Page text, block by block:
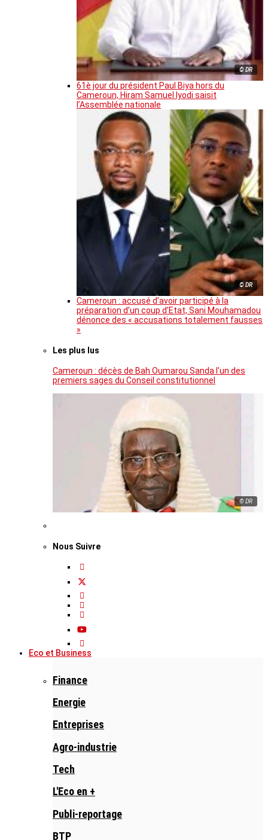
© DR
61è jour du président Paul Biya hors du
Cameroun, Hiram Samuel Iyodi saisit
l’Assemblée nationale
© DR
Cameroun : accusé d’avoir participé à la
préparation d’un coup d’Etat, Sani Mouhamadou
dénonce des « accusations totalement fausses
»
Les plus lus
Cameroun : décès de Bah Oumarou Sanda l’un des
premiers sages du Conseil constitutionnel
© DR
Nous Suivre
Eco et Business
Finance
Energie
Entreprises
Agro-industrie
Tech
L'Eco en +
Publi-reportage
BTP